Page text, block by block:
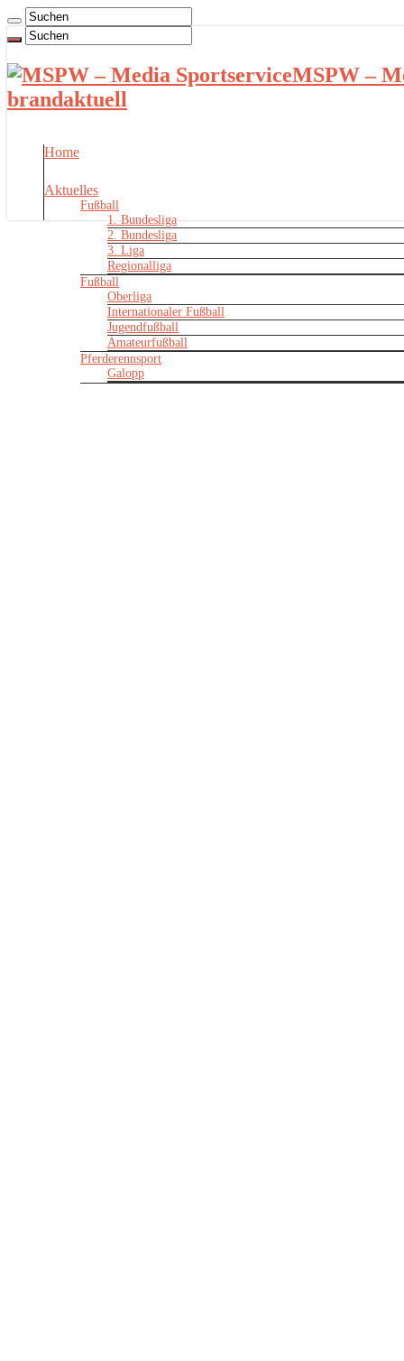
MSPW –
brandaktuell
Home
Aktuelles
Fußball
1. Bundesliga
2. Bundesliga
3. Liga
Regionalliga
Fußball
Oberliga
Internationaler Fußball
Jugendfußball
Amateurfußball
Pferderennsport
Galopp